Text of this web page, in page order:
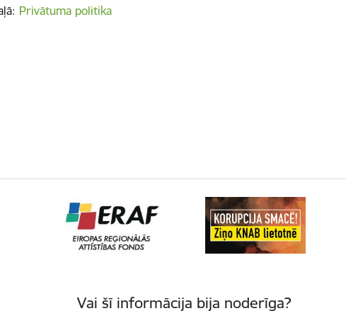
Privātuma politika
Vai šī informācija bija noderīga?